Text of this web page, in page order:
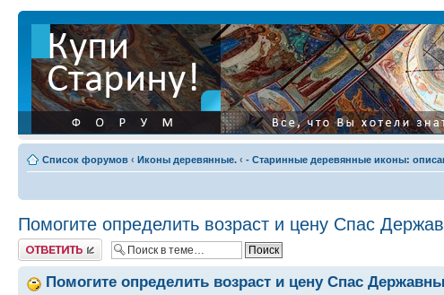
Список форумов ‹ Иконы деревянные. ‹ - Старинные деревянные иконы:
Помогите определить возраст и цену Спас
Ответить
Помогите определить возраст и цену Спас